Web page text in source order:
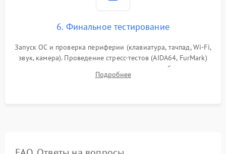
6. Финальное тестирование
Запуск ОС и проверка периферии (клавиатура, тачпад, Wi-Fi,
звук, камера). Проведение стресс-тестов (AIDA64, FurMark)
для контроля температурного режима и стабильности
системы под пиковой нагрузкой.
Подробнее